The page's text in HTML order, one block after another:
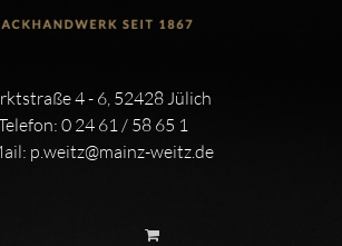
4 - 6, 52428 Jülich
0 24 61 / 58 65 1
p.weitz@mainz-weitz.de